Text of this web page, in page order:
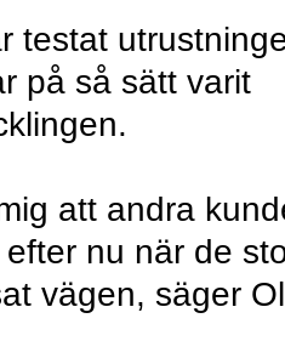
testat
på så sätt varit
att andra
nu när de
vägen, säger